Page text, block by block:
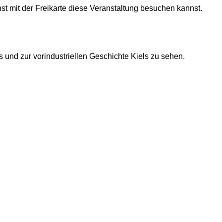
mit der Freikarte diese Veranstaltung besuchen kannst.
zur vorindustriellen Geschichte Kiels zu sehen.